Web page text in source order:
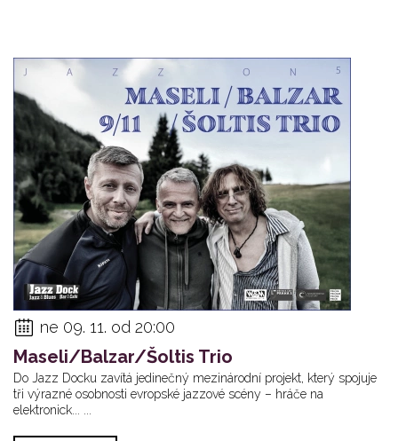
ne 09. 11. od 20:00
Maseli/Balzar/Šoltis Trio
Do Jazz Docku zavítá jedinečný mezinárodní projekt, který spojuje
tři výrazné osobnosti evropské jazzové scény – hráče na
elektronick... ...